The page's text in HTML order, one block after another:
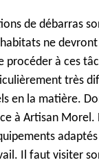
de débarras
ne
procéder à ces
très
en la matière.
à Artisan Morel.
Il faut visiter